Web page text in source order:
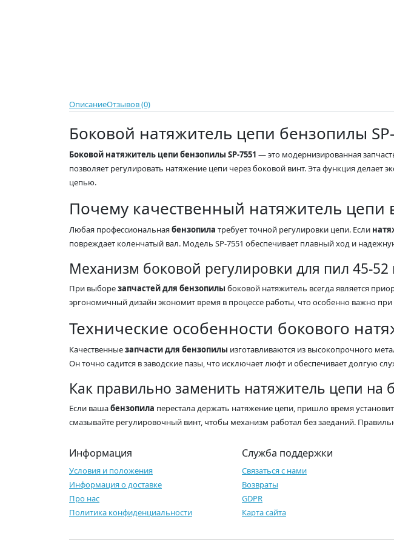
ОписаниеОтзывов (0)
Боковой натяжитель цепи бензопилы
Боковой натяжитель цепи бензопилы SP-7551 — это модернизированная
позволяет регулировать натяжение цепи через боковой винт. Эта функция
цепью.
Почему качественный натяжитель
Любая профессиональнаябензопила требует точной регулировки цепи. Если
повреждает коленчатый вал. Модель SP-7551 обеспечивает плавный ход и
Механизм боковой регулировки для пил 45-52
При выборезапчастей для бензопилы боковой натяжитель всегда является
эргономичный дизайн экономит время в процессе работы, что особенно важно при
Технические особенности бокового
Качественныезапчасти для бензопилы изготавливаются из высокопрочного
Он точно садится в заводские пазы, что исключает люфт и обеспечивает долгую
Как правильно заменить натяжитель цепи на
Если вашабензопила перестала держать натяжение цепи, пришло время
смазывайте регулировочный винт, чтобы механизм работал без заеданий.
Информация
Условия и положения
Информация о доставке
Про нас
Политика конфиденциальности
Служба поддержки
Связаться с нами
Возвраты
GDPR
Карта сайта